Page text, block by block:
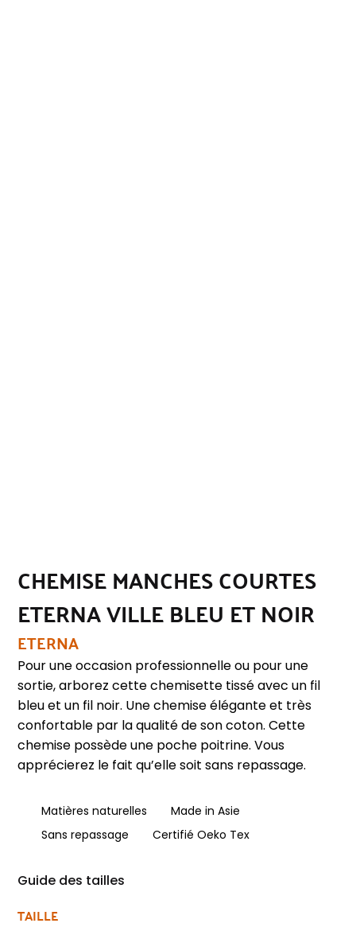
CHEMISE MANCHES COURTES
ETERNA VILLE BLEU ET NOIR
ETERNA
Pour une occasion professionnelle ou pour une
sortie, arborez cette chemisette tissé avec un fil
bleu et un fil noir. Une chemise élégante et très
confortable par la qualité de son coton. Cette
chemise possède une poche poitrine. Vous
apprécierez le fait qu’elle soit sans repassage.
Matières naturelles
Made in Asie
Sans repassage
Certifié Oeko Tex
Guide des tailles
TAILLE